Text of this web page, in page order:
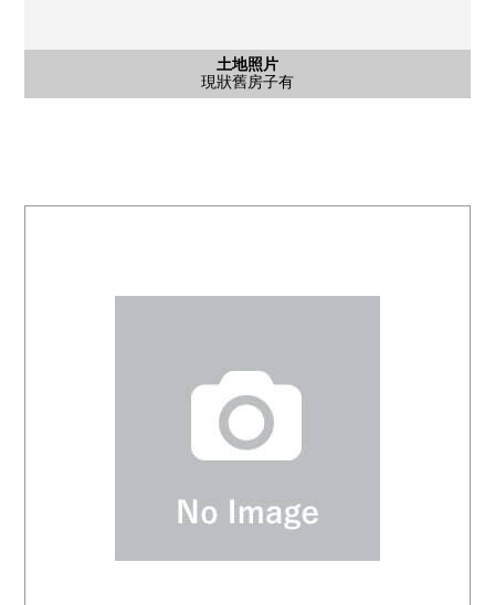
土地照片
現狀舊房子有
土地照片
現狀舊房子有
土地照片
現狀舊房子有
含有前面道路的外觀
東南一側前面道路
含有前面道路的外觀
西南一側前面道路
寳塚市立逆瀨台小學(約650m)